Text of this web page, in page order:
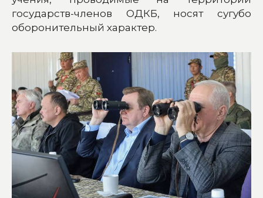
государств-членов ОДКБ, носят сугубо
оборонительный характер.